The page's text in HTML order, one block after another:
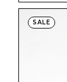
SALE